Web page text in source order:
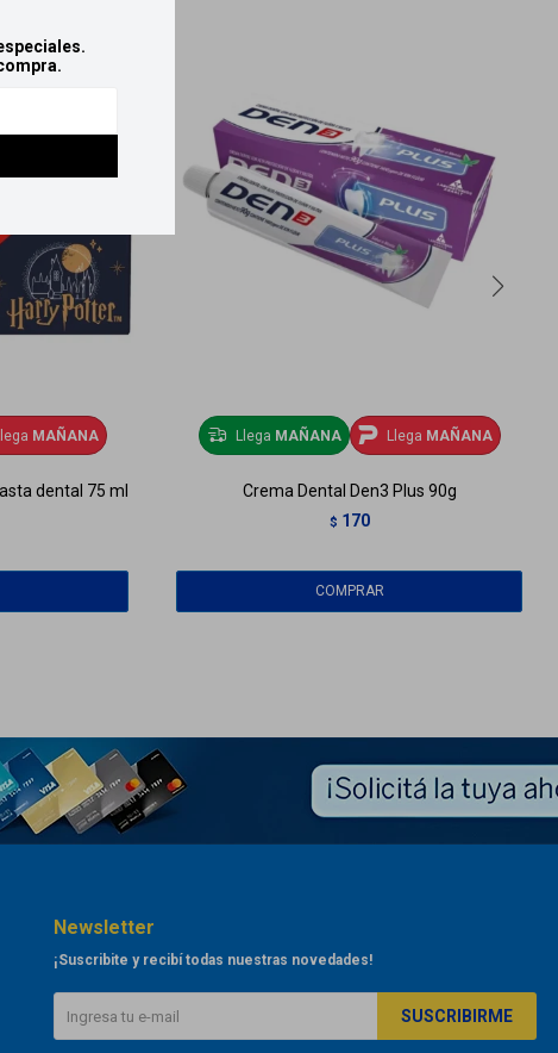
MAÑANA
dental 75 ml
Llega MAÑANA Llega MAÑANA
Crema Dental Den3 Plus 90g
$ 170
Newsletter
¡Suscribite y recibí todas nuestras novedades!
SUSCRIBIRME